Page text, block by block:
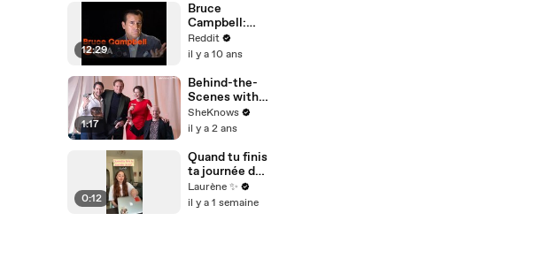
12:29
Bruce
Campbell:
Reddit Ask
Me Anything
Reddit
il y a 10 ans
1:17
Behind-the-
Scenes with
Sam Heughan,
Caitríona
'Outlander'
Cast
SheKnows
il y a 2 ans
0:12
Quand tu finis
ta journée de
taf…
Laurène ✨
il y a 1 semaine